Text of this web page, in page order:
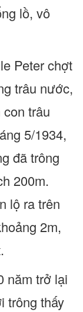
lồ, vô
Peter chợt
trâu nước,
trâu
5/1934,
đã trông
200m.
lộ ra trên
2m,
năm trở lại
trông thấy